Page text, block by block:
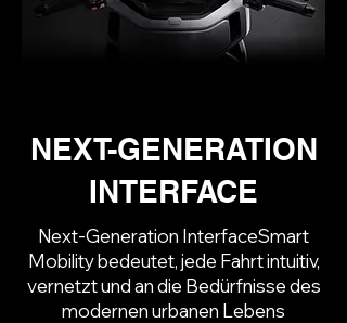
NEXT-GENERATION
INTERFACE
Next-Generation InterfaceSmart
Mobility bedeutet, jede Fahrt intuitiv,
vernetzt und an die Bedürfnisse des
modernen urbanen Lebens